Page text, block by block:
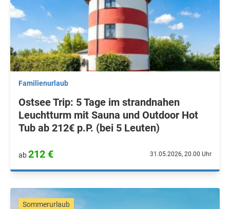
Familienurlaub
Ostsee Trip: 5 Tage im strandnahen
Leuchtturm mit Sauna und Outdoor Hot
Tub ab 212€ p.P. (bei 5 Leuten)
ab212 € 31.05.2026, 20.00 Uhr
Sommerurlaub